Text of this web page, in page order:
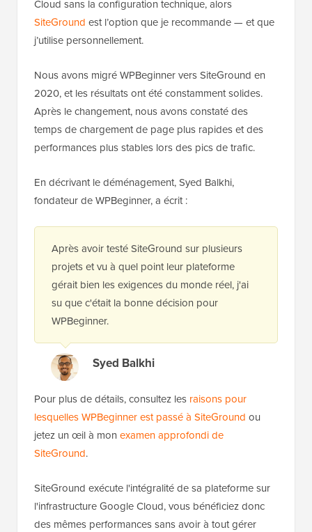
Cloud sans la configuration technique, alors
SiteGround est l’option que je recommande — et que
j’utilise personnellement.
Nous avons migré WPBeginner vers SiteGround en
2020, et les résultats ont été constamment solides.
Après le changement, nous avons constaté des
temps de chargement de page plus rapides et des
performances plus stables lors des pics de trafic.
En décrivant le déménagement, Syed Balkhi,
fondateur de WPBeginner, a écrit :
Après avoir testé SiteGround sur plusieurs
projets et vu à quel point leur plateforme
gérait bien les exigences du monde réel, j'ai
su que c'était la bonne décision pour
WPBeginner.
Syed Balkhi
Pour plus de détails, consultez les raisons pour
lesquelles WPBeginner est passé à SiteGround ou
jetez un œil à mon examen approfondi de
SiteGround.
SiteGround exécute l'intégralité de sa plateforme sur
l'infrastructure Google Cloud, vous bénéficiez donc
des mêmes performances sans avoir à tout gérer